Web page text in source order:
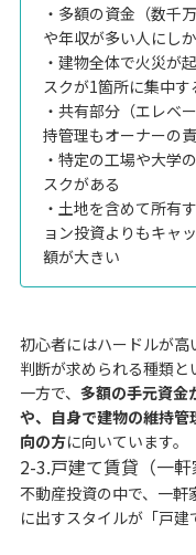
・多額の資金（数千
や年収が多い人にし
・建物全体で火災が
スクが1箇所に集中す
・共有部分（エレベ
持管理もオーナーの
・特定の工場や大学
スクがある
・土地を含めて所有
ョン投資よりもキャ
額が大きい
初心者にはハードルが
判断が求められる種類と
一方で、 多額の手元資金
や、自身で建物の維持
向の方に向いています。
2-3.戸建て賃貸（一軒
不動産投資の中で、一
に出すスタイルが「戸建